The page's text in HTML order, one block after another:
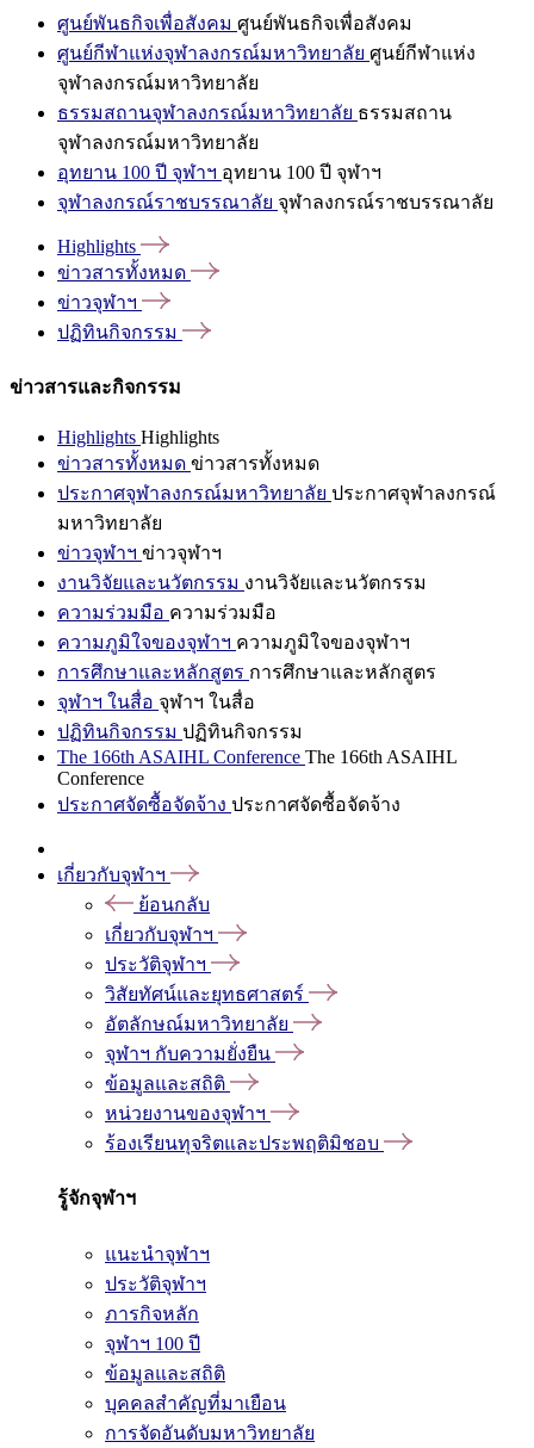
ศูนย์พันธกิจเพื่อสังคม ศูนย์พันธกิจเพื่อสังคม
ศูนย์กีฬาแห่งจุฬาลงกรณ์มหาวิทยาลัย ศูนย์กีฬาแห่ง
จุฬาลงกรณ์มหาวิทยาลัย
ธรรมสถานจุฬาลงกรณ์มหาวิทยาลัย ธรรมสถาน
จุฬาลงกรณ์มหาวิทยาลัย
อุทยาน 100 ปี จุฬาฯ อุทยาน 100 ปี จุฬาฯ
จุฬาลงกรณ์ราชบรรณาลัย จุฬาลงกรณ์ราชบรรณาลัย
Highlights
ข่าวสารทั้งหมด
ข่าวจุฬาฯ
ปฏิทินกิจกรรม
ข่าวสารและกิจกรรม
Highlights Highlights
ข่าวสารทั้งหมด ข่าวสารทั้งหมด
ประกาศจุฬาลงกรณ์มหาวิทยาลัย ประกาศจุฬาลงกรณ์
มหาวิทยาลัย
ข่าวจุฬาฯ ข่าวจุฬาฯ
งานวิจัยและนวัตกรรม งานวิจัยและนวัตกรรม
ความร่วมมือ ความร่วมมือ
ความภูมิใจของจุฬาฯ ความภูมิใจของจุฬาฯ
การศึกษาและหลักสูตร การศึกษาและหลักสูตร
จุฬาฯ ในสื่อ จุฬาฯ ในสื่อ
ปฏิทินกิจกรรม ปฏิทินกิจกรรม
The 166th ASAIHL Conference The 166th ASAIHL
Conference
ประกาศจัดซื้อจัดจ้าง ประกาศจัดซื้อจัดจ้าง
เกี่ยวกับจุฬาฯ
ย้อนกลับ
เกี่ยวกับจุฬาฯ
ประวัติจุฬาฯ
วิสัยทัศน์และยุทธศาสตร์
อัตลักษณ์มหาวิทยาลัย
จุฬาฯ กับความยั่งยืน
ข้อมูลและสถิติ
หน่วยงานของจุฬาฯ
ร้องเรียนทุจริตและประพฤติมิชอบ
รู้จักจุฬาฯ
แนะนำจุฬาฯ
ประวัติจุฬาฯ
ภารกิจหลัก
จุฬาฯ 100 ปี
ข้อมูลและสถิติ
บุคคลสำคัญที่มาเยือน
การจัดอันดับมหาวิทยาลัย